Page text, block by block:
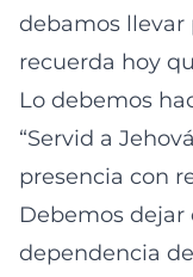
debamos llevar
recuerda hoy
Lo debemos
“Servid a
presencia con
Debemos dejar
dependencia